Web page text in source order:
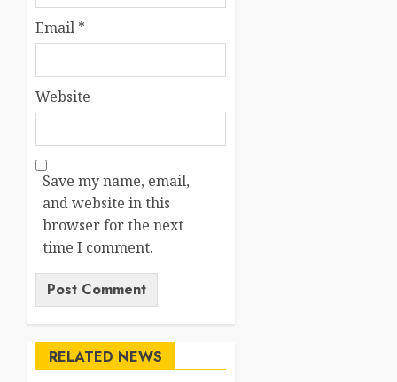
Email *
Website
Save my name, email,
and website in this
browser for the next
time I comment.
RELATED NEWS